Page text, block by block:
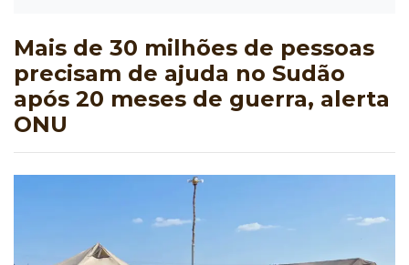
Mais de 30 milhões de pessoas
precisam de ajuda no Sudão
após 20 meses de guerra, alerta
ONU